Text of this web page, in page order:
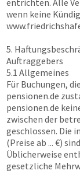
entrichten. Alle
wenn keine
5.
Auftraggebers
5.1 Allgemeines
Für Buchungen,
pensionen.de
pensionen.de
zwischen der
geschlossen. Die
(Preise ab ... €)
Üblicherweise
gesetzliche